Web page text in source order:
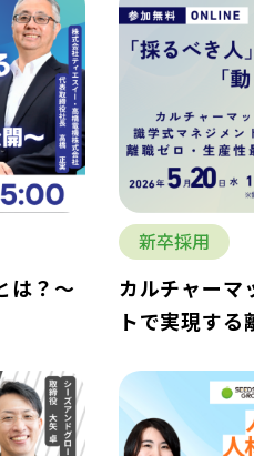
は？～
新卒採用
カルチャーマ
トで実現す